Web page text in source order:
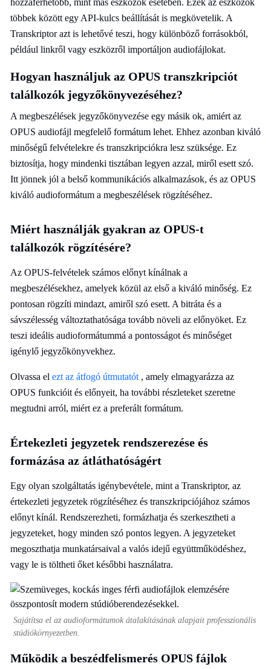
hozzáférhetőbb, mint más eszközök esetében. Ezek az eszközök
többek között egy API-kulcs beállítását is megkövetelik. A
Transkriptor azt is lehetővé teszi, hogy különböző forrásokból,
például linkről vagy eszközről importáljon audiofájlokat.
Hogyan használjuk az OPUS transzkripciót
találkozók jegyzőkönyvezéséhez?
A megbeszélések jegyzőkönyvezése egy másik ok, amiért az
OPUS audiofájl megfelelő formátum lehet. Ehhez azonban kiváló
minőségű felvételekre és transzkripciókra lesz szüksége. Ez
biztosítja, hogy mindenki tisztában legyen azzal, miről esett szó.
Itt jönnek jól a belső kommunikációs alkalmazások, és az OPUS
kiváló audioformátum a megbeszélések rögzítéséhez.
Miért használják gyakran az OPUS-t
találkozók rögzítésére?
Az OPUS-felvételek számos előnyt kínálnak a
megbeszélésekhez, amelyek közül az első a kiváló minőség. Ez
pontosan rögzíti mindazt, amiről szó esett. A bitráta és a
sávszélesség változtathatósága tovább növeli az előnyöket. Ez
teszi ideális audioformátummá a pontosságot és minőséget
igénylő jegyzőkönyvekhez.
Olvassa el ezt az átfogó útmutatót , amely elmagyarázza az
OPUS funkcióit és előnyeit, ha további részleteket szeretne
megtudni arról, miért ez a preferált formátum.
Értekezleti jegyzetek rendszerezése és
formázása az átláthatóságért
Egy olyan szolgáltatás igénybevétele, mint a Transkriptor, az
értekezleti jegyzetek rögzítéséhez és transzkripciójához számos
előnyt kínál. Rendszerezheti, formázhatja és szerkesztheti a
jegyzeteket, hogy minden szó pontos legyen. A jegyzeteket
megoszthatja munkatársaival a valós idejű együttműködéshez,
vagy le is töltheti őket későbbi használatra.
Sajátítsa el az audioformátumok átalakításának alapjait professzionális
stúdiókörnyezetben.
Működik a beszédfelismerés OPUS fájlok